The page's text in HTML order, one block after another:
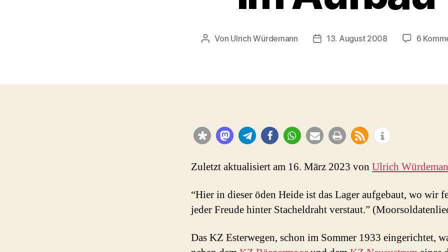
Beitragsautor
Von Ulrich Würdemann Beitragsdatum
13. August 2008 6
Zuletzt aktualisiert am 16. März 2023 von Ulrich
“Hier in dieser öden Heide ist das Lager aufgebaut, wo wir
jeder Freude hinter Stacheldraht verstaut.”
Das KZ Esterwegen, schon im Sommer 1933 eingerichtet,